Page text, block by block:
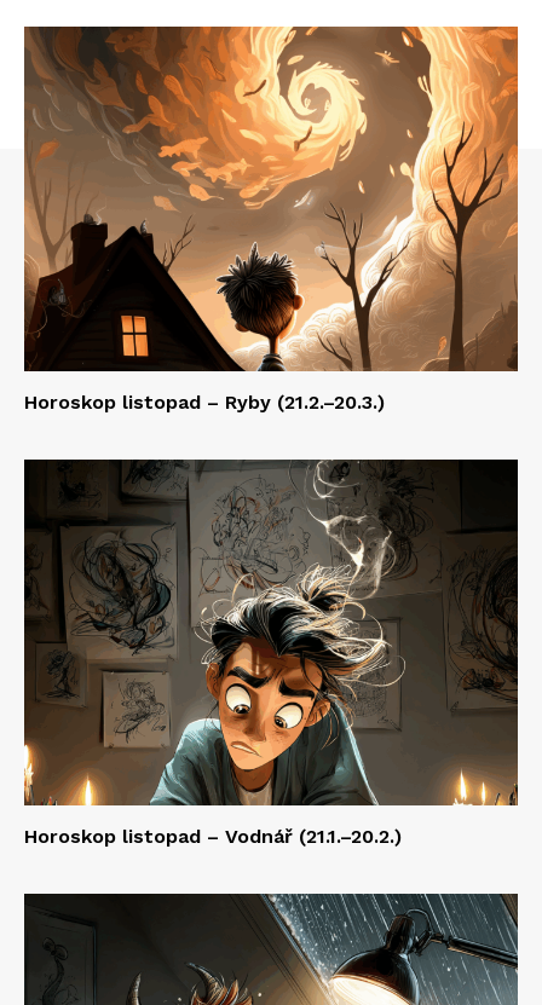
Horoskop listopad – Ryby (21.2.–20.3.)
Horoskop listopad – Vodnář (21.1.–20.2.)